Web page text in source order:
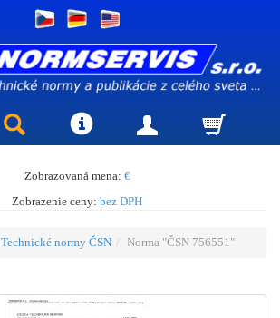
Zobrazovaná mena: €
Zobrazenie ceny: bez DPH
Technické normy ČSN Norma "ČSN 756551"